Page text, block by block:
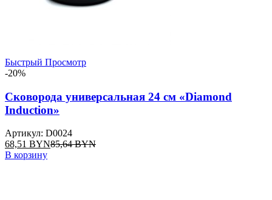
Быстрый Просмотр
-20%
Сковорода универсальная 24 см «Diamond
Induction»
Артикул: D0024
68,51 BYN85,64BYN
В корзину